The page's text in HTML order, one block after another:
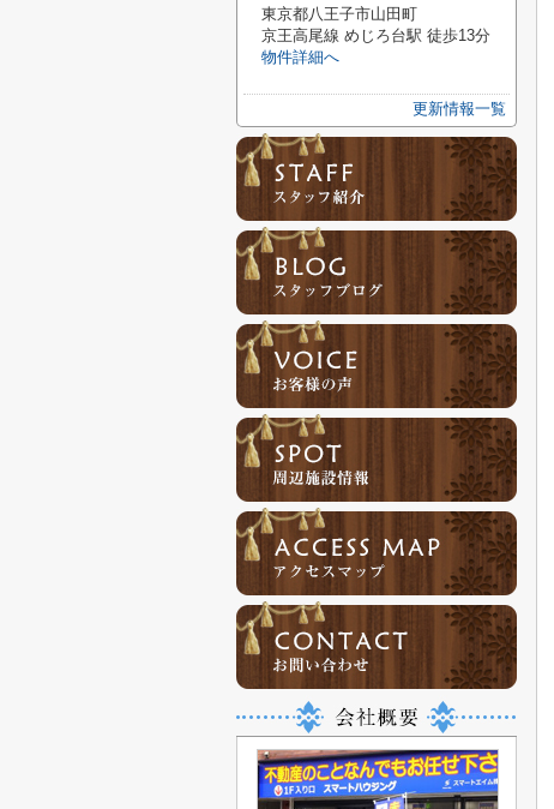
東京都八王子市山田町
京王高尾線 めじろ台駅 徒歩13分
物件詳細へ
更新情報一覧